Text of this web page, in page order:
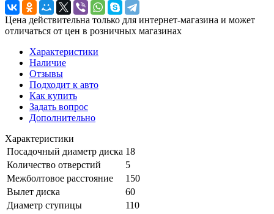
Цена действительна только для интернет-магазина и может
отличаться от цен в розничных магазинах
Характеристики
Наличие
Отзывы
Подходит к авто
Как купить
Задать вопрос
Дополнительно
Характеристики
Посадочный диаметр диска 18
Количество отверстий
5
Межболтовое расстояние
150
Вылет диска
60
Диаметр ступицы
110